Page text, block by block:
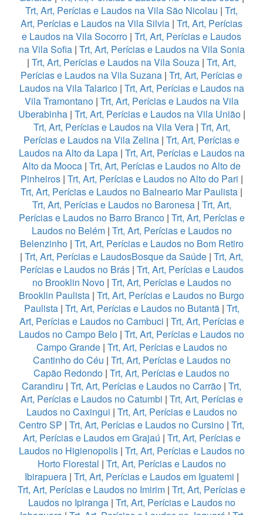
Trt, Art, Perícias e Laudos na Vila São Nicolau | Trt,
Art, Perícias e Laudos na Vila Silvia | Trt, Art, Perícias
e Laudos na Vila Socorro | Trt, Art, Perícias e Laudos
na Vila Sofia| Trt, Art, Perícias e Laudos na Vila Sonia
| Trt, Art, Perícias e Laudos na Vila Souza | Trt, Art,
Perícias e Laudos na Vila Suzana | Trt, Art, Perícias e
Laudos na Vila Talarico| Trt, Art, Perícias e Laudos na
Vila Tramontano| Trt, Art, Perícias e Laudos na Vila
Uberabinha| Trt, Art, Perícias e Laudos na Vila União|
Trt, Art, Perícias e Laudos na Vila Vera| Trt, Art,
Perícias e Laudos na Vila Zelina | Trt, Art, Perícias e
Laudos na Alto da Lapa| Trt, Art, Perícias e Laudos na
Alto da Mooca | Trt, Art, Perícias e Laudos no Alto de
Pinheiros| Trt, Art, Perícias e Laudos no Alto do Pari |
Trt, Art, Perícias e Laudos no Balneario Mar Paulista |
Trt, Art, Perícias e Laudos no Baronesa| Trt, Art,
Perícias e Laudos no Barro Branco| Trt, Art, Perícias e
Laudos no Belém| Trt, Art, Perícias e Laudos no
Belenzinho| Trt, Art, Perícias e Laudos no Bom Retiro
| Trt, Art, Perícias e LaudosBosque da Saúde | Trt, Art,
Perícias e Laudos no Brás| Trt, Art, Perícias e Laudos
no Brooklin Novo| Trt, Art, Perícias e Laudos no
Brooklin Paulista | Trt, Art, Perícias e Laudos no Burgo
Paulista| Trt, Art, Perícias e Laudos no Butantã| Trt,
Art, Perícias e Laudos no Cambuci | Trt, Art, Perícias e
Laudos no Campo Belo | Trt, Art, Perícias e Laudos no
Campo Grande| Trt, Art, Perícias e Laudos no
Cantinho do Céu | Trt, Art, Perícias e Laudos no
Capão Redondo | Trt, Art, Perícias e Laudos no
Carandiru | Trt, Art, Perícias e Laudos no Carrão | Trt,
Art, Perícias e Laudos no Catumbi | Trt, Art, Perícias e
Laudos no Caxingui | Trt, Art, Perícias e Laudos no
Centro SP | Trt, Art, Perícias e Laudos no Cursino | Trt,
Art, Perícias e Laudos em Grajaú | Trt, Art, Perícias e
Laudos no Higienopolis| Trt, Art, Perícias e Laudos no
Horto Florestal | Trt, Art, Perícias e Laudos no
Ibirapuera| Trt, Art, Perícias e Laudos em Iguatemi |
Trt, Art, Perícias e Laudos no Imirim | Trt, Art, Perícias e
Laudos no Ipiranga| Trt, Art, Perícias e Laudos no